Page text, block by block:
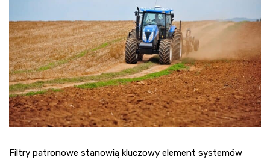
Filtry patronowe stanowią kluczowy element systemów